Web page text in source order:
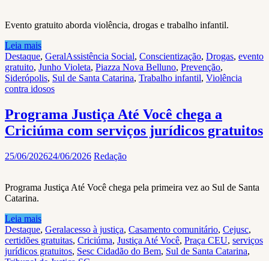
Evento gratuito aborda violência, drogas e trabalho infantil.
Leia mais
Destaque, GeralAssistência Social, Conscientização, Drogas, evento
gratuito, Junho Violeta, Piazza Nova Belluno, Prevenção,
Siderópolis, Sul de Santa Catarina, Trabalho infantil, Violência
contra idosos
Programa Justiça Até Você chega a
Criciúma com serviços jurídicos gratuitos
25/06/202624/06/2026 Redação
Programa Justiça Até Você chega pela primeira vez ao Sul de Santa
Catarina.
Leia mais
Destaque, Geralacesso à justiça, Casamento comunitário, Cejusc,
certidões gratuitas, Criciúma, Justiça Até Você, Praça CEU, serviços
jurídicos gratuitos, Sesc Cidadão do Bem, Sul de Santa Catarina,